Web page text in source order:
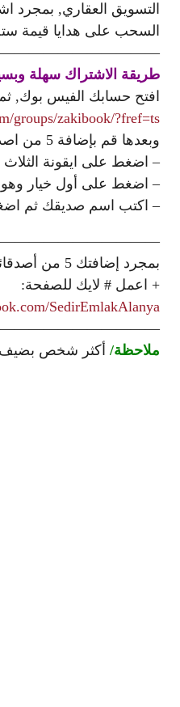
التسويق العقاري,
السحب على هدايا قيمة
طريقة الاشتراك سهلة
افتح حسابك الفيس
groups/zakibook/?fref=ts
وبعدها قم بإضافة 5 من اصدقائك لجروب ‫#‏زاكي‬, وذلك كتالي:
– اضغط على ايقونة
– اضغط على أول خيار
– اكتب اسم صديقك ثم
بمجرد إضافتك 5 من أصدقائك توجه للصفحة الشركة من هنا, لاستلام كوبون الخصم الخاص بك عبر الرسائل
+ اعمل # لايك للصفحة:
SedirEmlakAlanya/
ملاحظة/ أكثر شخص بضيف